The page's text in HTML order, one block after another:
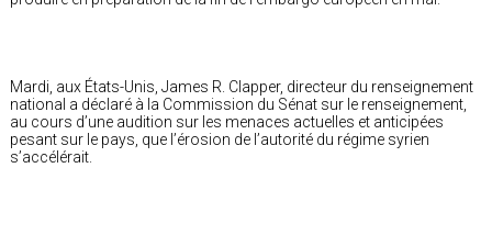
Mardi, aux États-Unis, James R. Clapper, directeur du renseignement
national a déclaré à la Commission du Sénat sur le renseignement,
au cours d’une audition sur les menaces actuelles et anticipées
pesant sur le pays, que l’érosion de l’autorité du régime syrien
s’accélérait.